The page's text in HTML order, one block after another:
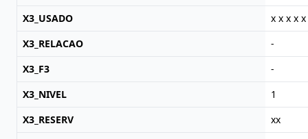
X3_USADO
x x x x
X3_RELACAO
-
X3_F3
-
X3_NIVEL
1
X3_RESERV
xx